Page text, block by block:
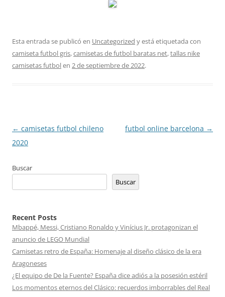
Esta entrada se publicó en Uncategorized y está etiquetada con
camiseta futbol gris,camisetas de futbol baratas net,tallas nike
camisetas futbolen 2 de septiembre de 2022.
Navegación
de
← camisetas futbol chileno
2020
futbol online barcelona →
Buscar
Buscar
Recent Posts
Mbappé, Messi, Cristiano Ronaldo y Vinícius Jr. protagonizan el
anuncio de LEGO Mundial
Camisetas retro de España: Homenaje al diseño clásico de la era
Aragoneses
¿El equipo de De la Fuente? España dice adiós a la posesión estéril
Los momentos eternos del Clásico: recuerdos imborrables del Real